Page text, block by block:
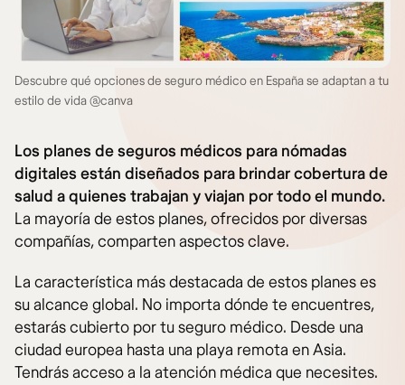
Descubre qué opciones de seguro médico en España se adaptan a tu
estilo de vida @canva
Los planes de seguros médicos para nómadas
digitales están diseñados para brindar cobertura de
salud a quienes trabajan y viajan por todo el mundo.
La mayoría de estos planes, ofrecidos por diversas
compañías, comparten aspectos clave.
La característica más destacada de estos planes es
su alcance global. No importa dónde te encuentres,
estarás cubierto por tu seguro médico. Desde una
ciudad europea hasta una playa remota en Asia.
Tendrás acceso a la atención médica que necesites.